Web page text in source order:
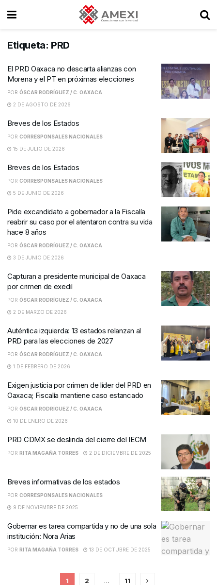
Etiqueta: PRD
El PRD Oaxaca no descarta alianzas con
Morena y el PT en próximas elecciones
POR ÓSCAR RODRÍGUEZ / C. OAXACA
2 DE AGOSTO DE 2026
Breves de los Estados
POR CORRESPONSALES NACIONALES
15 DE JULIO DE 2026
Breves de los Estados
POR CORRESPONSALES NACIONALES
5 DE JUNIO DE 2026
Pide excandidato a gobernador a la Fiscalía
reabrir su caso por el atentaron contra su vida
hace 8 años
POR ÓSCAR RODRÍGUEZ / C. OAXACA
3 DE JUNIO DE 2026
Capturan a presidente municipal de Oaxaca
por crimen de exedil
POR ÓSCAR RODRÍGUEZ / C. OAXACA
2 DE MARZO DE 2026
Auténtica izquierda: 13 estados relanzan al
PRD para las elecciones de 2027
POR ÓSCAR RODRÍGUEZ / C. OAXACA
1 DE FEBRERO DE 2026
Exigen justicia por crimen de líder del PRD en
Oaxaca; Fiscalía mantiene caso estancado
POR ÓSCAR RODRÍGUEZ / C. OAXACA
10 DE ENERO DE 2026
PRD CDMX se deslinda del cierre del IECM
POR RITA MAGAÑA TORRES 2 DE DICIEMBRE DE 2025
Breves informativas de los estados
POR CORRESPONSALES NACIONALES
9 DE NOVIEMBRE DE 2025
Gobernar es tarea compartida y no de una sola
institución: Nora Arias
POR RITA MAGAÑA TORRES 13 DE OCTUBRE DE 2025
1 2 … 11